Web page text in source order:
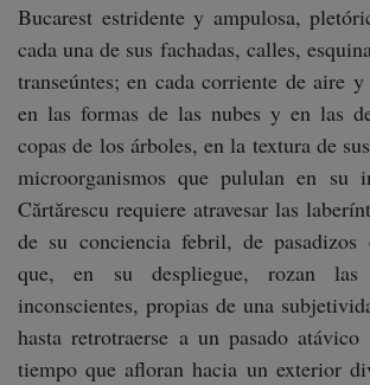
Bucarest estridente y ampulosa,
cada una de sus fachadas, calles,
transeúntes; en cada corriente de aire
en las formas de las nubes y en las
copas de los árboles, en la textura de
microorganismos que pululan en su
Cărtărescu requiere atravesar las
de su conciencia febril, de pasadizos
que, en su despliegue, rozan las
inconscientes, propias de una
hasta retrotraerse a un pasado
tiempo que afloran hacia un exterior